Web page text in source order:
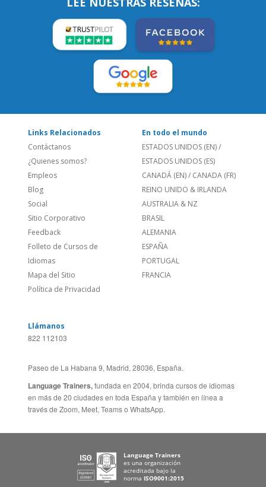
Contáctanos
¿Quienes somos?
Empleos
Blog
Social
Sitio Corporativo
Feedback
Folleto de Cursos de
Idiomas
Mapa del Sitio
Política de Privacidad
ESTADOS UNIDOS (EN)
ESTADOS UNIDOS (ES)
CANADÁ (EN)/CANADA (FR)
REINO UNIDO & IRLANDA
AUSTRALIA & NZ
BRASIL
ALEMANIA
ESPAÑA
PORTUGAL
FRANCIA
822 112103
Language Trainers,fundada en 2004, brinda cursos de idiomas
en más de 20 ciudades en toda España y también en línea a
través de Zoom, Meet, Teams o WhatsApp.